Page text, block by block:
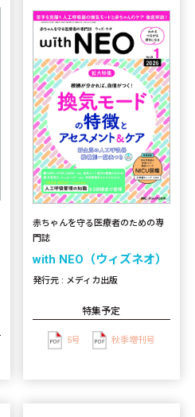
赤ちゃんを守る医療者のための専
門誌
with NEO（ウィズネオ）
発行元 : メディカ出版
特集予定
5号 秋季増刊号